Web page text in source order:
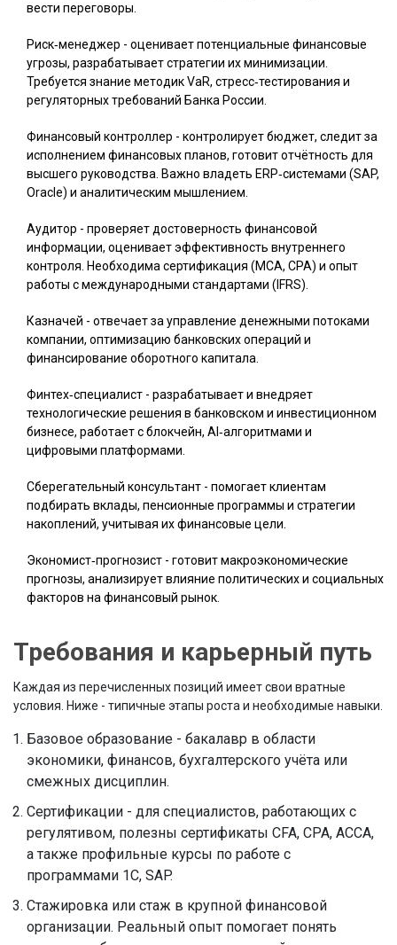
вести переговоры.
Риск‑менеджер - оценивает потенциальные финансовые
угрозы, разрабатывает стратегии их минимизации.
Требуется знание методик VaR, стресс‑тестирования и
регуляторных требований Банка России.
Финансовый контроллер - контролирует бюджет, следит за
исполнением финансовых планов, готовит отчётность для
высшего руководства. Важно владеть ERP‑системами (SAP,
Oracle) и аналитическим мышлением.
Аудитор - проверяет достоверность финансовой
информации, оценивает эффективность внутреннего
контроля. Необходима сертификация (МСА, CPA) и опыт
работы с международными стандартами (IFRS).
Казначей - отвечает за управление денежными потоками
компании, оптимизацию банковских операций и
финансирование оборотного капитала.
Финтех‑специалист - разрабатывает и внедряет
технологические решения в банковском и инвестиционном
бизнесе, работает с блокчейн, AI‑алгоритмами и
цифровыми платформами.
Сберегательный консультант - помогает клиентам
подбирать вклады, пенсионные программы и стратегии
накоплений, учитывая их финансовые цели.
Экономист‑прогнозист - готовит макроэкономические
прогнозы, анализирует влияние политических и социальных
факторов на финансовый рынок.
Требования и карьерный путь
Каждая из перечисленных позиций имеет свои вратные
условия. Ниже - типичные этапы роста и необходимые навыки.
Базовое образование - бакалавр в области
экономики, финансов, бухгалтерского учёта или
смежных дисциплин.
Сертификации - для специалистов, работающих с
регулятивом, полезны сертификаты CFA, CPA, ACCA,
а также профильные курсы по работе с
программами 1С, SAP.
Стажировка или стаж в крупной финансовой
организации. Реальный опыт помогает понять